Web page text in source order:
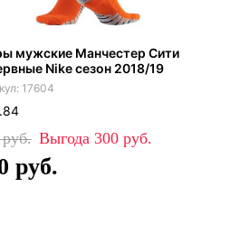
мужские Манчестер Сити
Nike сезон 2018/19
17604
300